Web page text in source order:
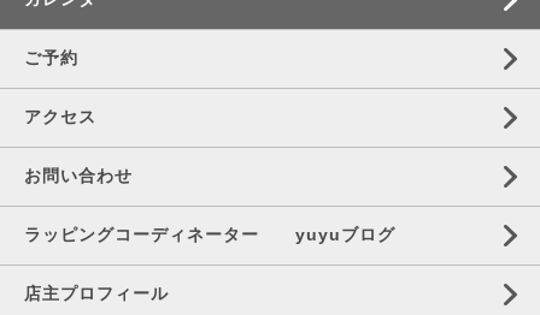
ご予約
アクセス
お問い合わせ
ラッピングコーディネーター yuyuブログ
店主プロフィール